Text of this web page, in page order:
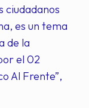
ciudadanos
es un tema
de la
el 02
Al Frente”,